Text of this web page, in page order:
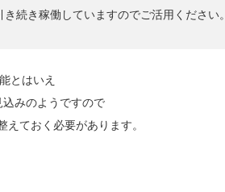
続き稼働していますのでご活用ください。
とはいえ
込みのようですので
ておく必要があります。